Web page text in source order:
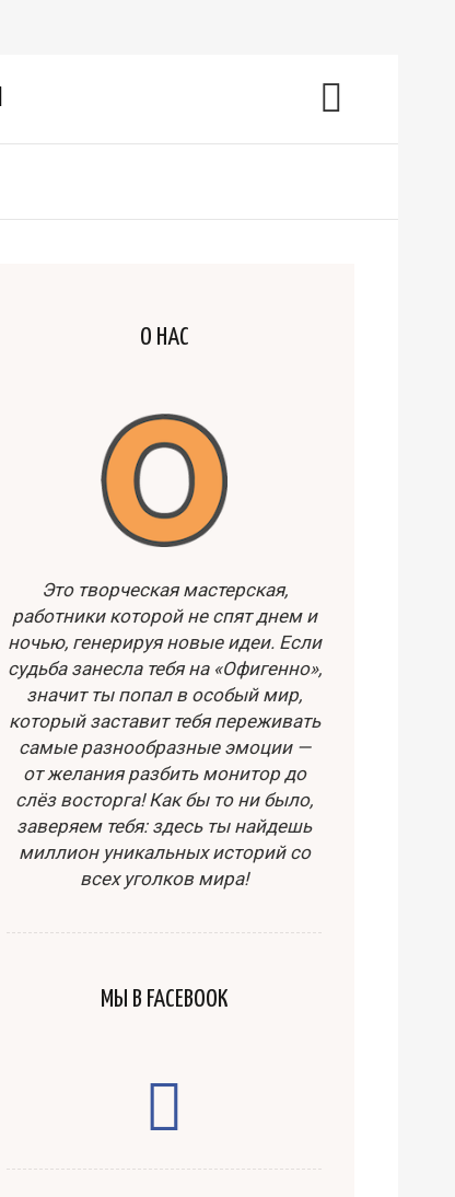
О НАС
Это творческая мастерская,
работники которой не спят днем и
ночью, генерируя новые идеи. Если
судьба занесла тебя на «Офигенно»,
значит ты попал в особый мир,
который заставит тебя переживать
самые разнообразные эмоции —
от желания разбить монитор до
слёз восторга! Как бы то ни было,
заверяем тебя: здесь ты найдешь
миллион уникальных историй со
всех уголков мира!
МЫ В FACEBOOK